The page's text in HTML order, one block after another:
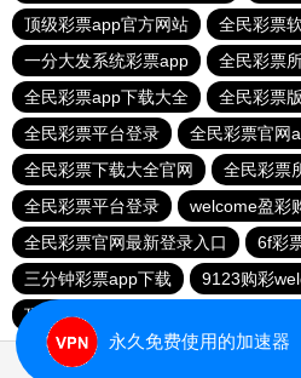
顶级彩票app官方网站
全民彩票
一分大发系统彩票app
全民彩票
全民彩票app下载大全
全民彩票
全民彩票平台登录
全民彩票官网
全民彩票下载大全官网
全民彩票
全民彩票平台登录
welcome盈彩
全民彩票官网最新登录入口
6f彩
三分钟彩票app下载
9123购彩
顶级彩票app官方网站
永久免费使用的加速器